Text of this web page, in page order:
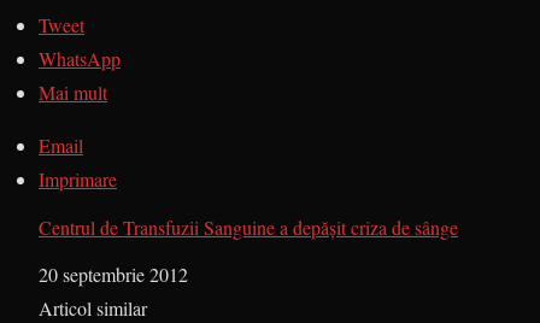
Tweet
WhatsApp
Mai mult
Email
Imprimare
Centrul de Transfuzii Sanguine a depășit criza de sânge
Dată
20 septembrie 2012
În legătură cu
Articol similar